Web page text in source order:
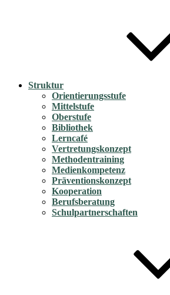
Struktur
Orientierungsstufe
Mittelstufe
Oberstufe
Bibliothek
Lerncafé
Vertretungskonzept
Methodentraining
Medienkompetenz
Präventionskonzept
Kooperation
Berufsberatung
Schulpartnerschaften